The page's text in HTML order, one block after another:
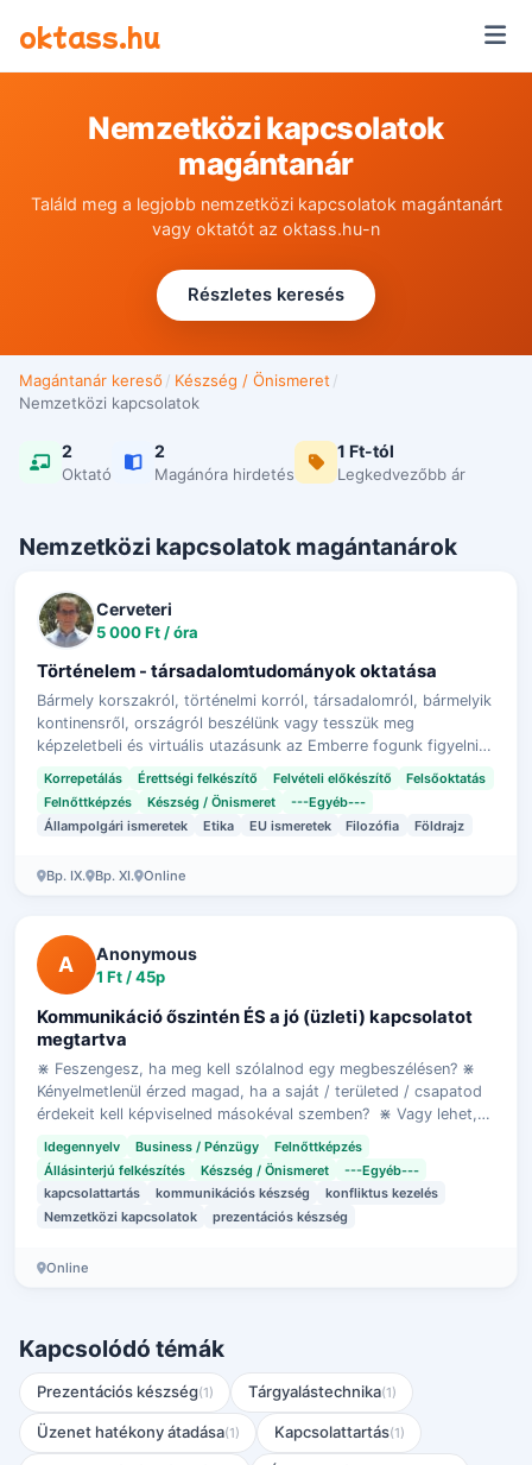
oktass.hu
Nemzetközi kapcsolatok
magántanár
Találd meg a legjobb nemzetközi kapcsolatok magántanárt
vagy oktatót az oktass.hu-n
Részletes keresés
Magántanár kereső / Készség / Önismeret /
Nemzetközi kapcsolatok
2
Oktató
2
Magánóra hirdetés
1 Ft-tól
Legkedvezőbb ár
Nemzetközi kapcsolatok magántanárok
Cerveteri
5 000 Ft / óra
Történelem - társadalomtudományok oktatása
Bármely korszakról, történelmi korról, társadalomról, bármelyik
kontinensről, országról beszélünk vagy tesszük meg
képzeletbeli és virtuális utazásunk az Emberre fogunk figyelni,
aki ott élt/él és na…
Korrepetálás Érettségi felkészítő Felvételi előkészítő
Felsőoktatás
Felnőttképzés
Készség / Önismeret
---Egyéb---
Állampolgári ismeretek
Etika EU ismeretek Filozófia Földrajz
Bp. IX. Bp. XI. Online
A Anonymous
1 Ft / 45p
Kommunikáció őszintén ÉS a jó (üzleti) kapcsolatot
megtartva
⋇ Feszengesz, ha meg kell szólalnod egy megbeszélésen? ⋇
Kényelmetlenül érzed magad, ha a saját / területed / csapatod
érdekeit kell képviselned másokéval szemben? ⋇ Vagy lehet,
Idegennyelv Business / Pénzügy
Felnőttképzés
Állásinterjú felkészítés
Készség / Önismeret
---Egyéb---
kapcsolattartás
kommunikációs készség
konfliktus kezelés
Nemzetközi kapcsolatok
prezentációs készség
Online
Kapcsolódó témák
Prezentációs készség(1) Tárgyalástechnika(1)
Üzenet hatékony átadása(1) Kapcsolattartás(1)